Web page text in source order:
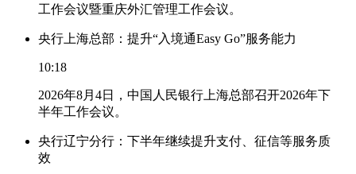
工作会议暨重庆外汇管理工作会议。
央行上海总部：提升“入境通Easy Go”服务能力
10:18
2026年8月4日，中国人民银行上海总部召开2026年下
半年工作会议。
央行辽宁分行：下半年继续提升支付、征信等服务质
效